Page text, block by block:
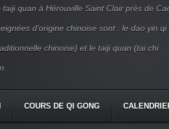
quan à Hérouville Saint Clair près de
d'origine chinoise sont : le dao yin qi
chinoise) et le taiji quan (tai chi
COURS DE QI GONG